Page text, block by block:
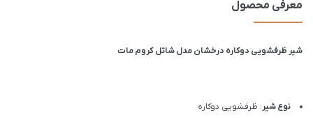
معرفی محصول
شیر ظرفشویی دوکاره درخشان مدل شاتل کروم مات
نوع شیر: ظرفشویی دوکاره